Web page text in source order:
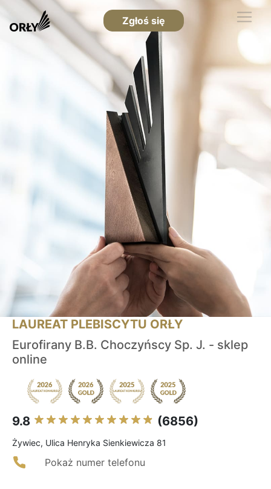
Zgłoś się
LAUREAT PLEBISCYTU ORŁY
Eurofirany B.B. Choczyńscy Sp. J. - sklep
online
9.8 (6856)
Żywiec, Ulica Henryka Sienkiewicza 81
Pokaż numer telefonu